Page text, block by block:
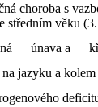
choroba s
středním věku (3.
únava a
jazyku a kolem